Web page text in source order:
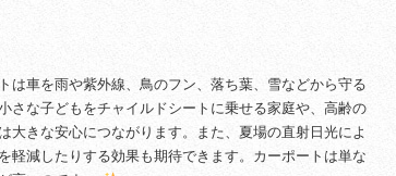
は車を雨や紫外線、鳥のフン、落ち葉、雪などから守る
さな子どもをチャイルドシートに乗せる家庭や、高齢の
きな安心につながります。また、夏場の直射日光によ
軽減したりする効果も期待できます。カーポートは単な